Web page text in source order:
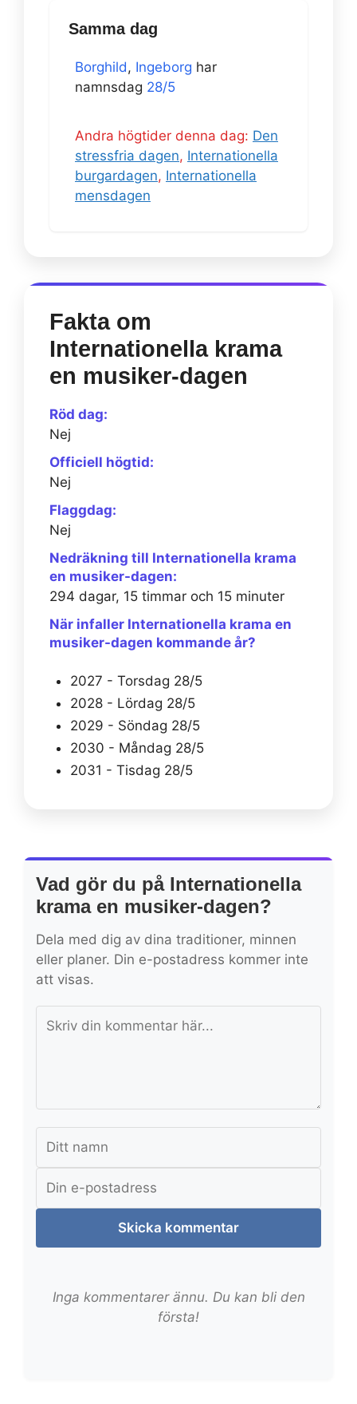
Samma dag
Borghild, Ingeborg har
namnsdag 28/5
Andra högtider denna dag: Den
stressfria dagen, Internationella
burgardagen, Internationella
mensdagen
Fakta om
Internationella krama
en musiker-dagen
Röd dag:
Nej
Officiell högtid:
Nej
Flaggdag:
Nej
Nedräkning till Internationella krama
en musiker-dagen:
294 dagar, 15 timmar och 15 minuter
När infaller Internationella krama en
musiker-dagen kommande år?
2027 - Torsdag 28/5
2028 - Lördag 28/5
2029 - Söndag 28/5
2030 - Måndag 28/5
2031 - Tisdag 28/5
Vad gör du på Internationella
krama en musiker-dagen?
Dela med dig av dina traditioner, minnen
eller planer. Din e-postadress kommer inte
att visas.
Skicka kommentar
Inga kommentarer ännu. Du kan bli den
första!